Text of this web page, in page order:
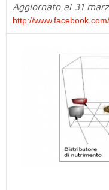
Aggiornato al 31
http://